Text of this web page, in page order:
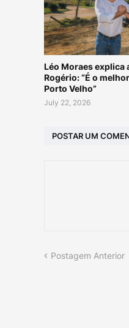
Léo Moraes explica
Rogério: “É o
Porto Velho”
July 22, 2026
POSTAR UM
Postagem Anterior